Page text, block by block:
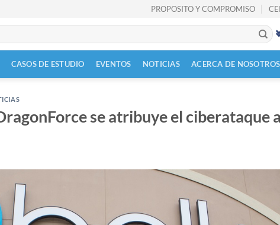
PROPOSITO Y COMPROMISO
CASOS DE ESTUDIO EVENTOS NOTICIAS ACERCA DE NOSOTROS
se atribuye el ciberataque